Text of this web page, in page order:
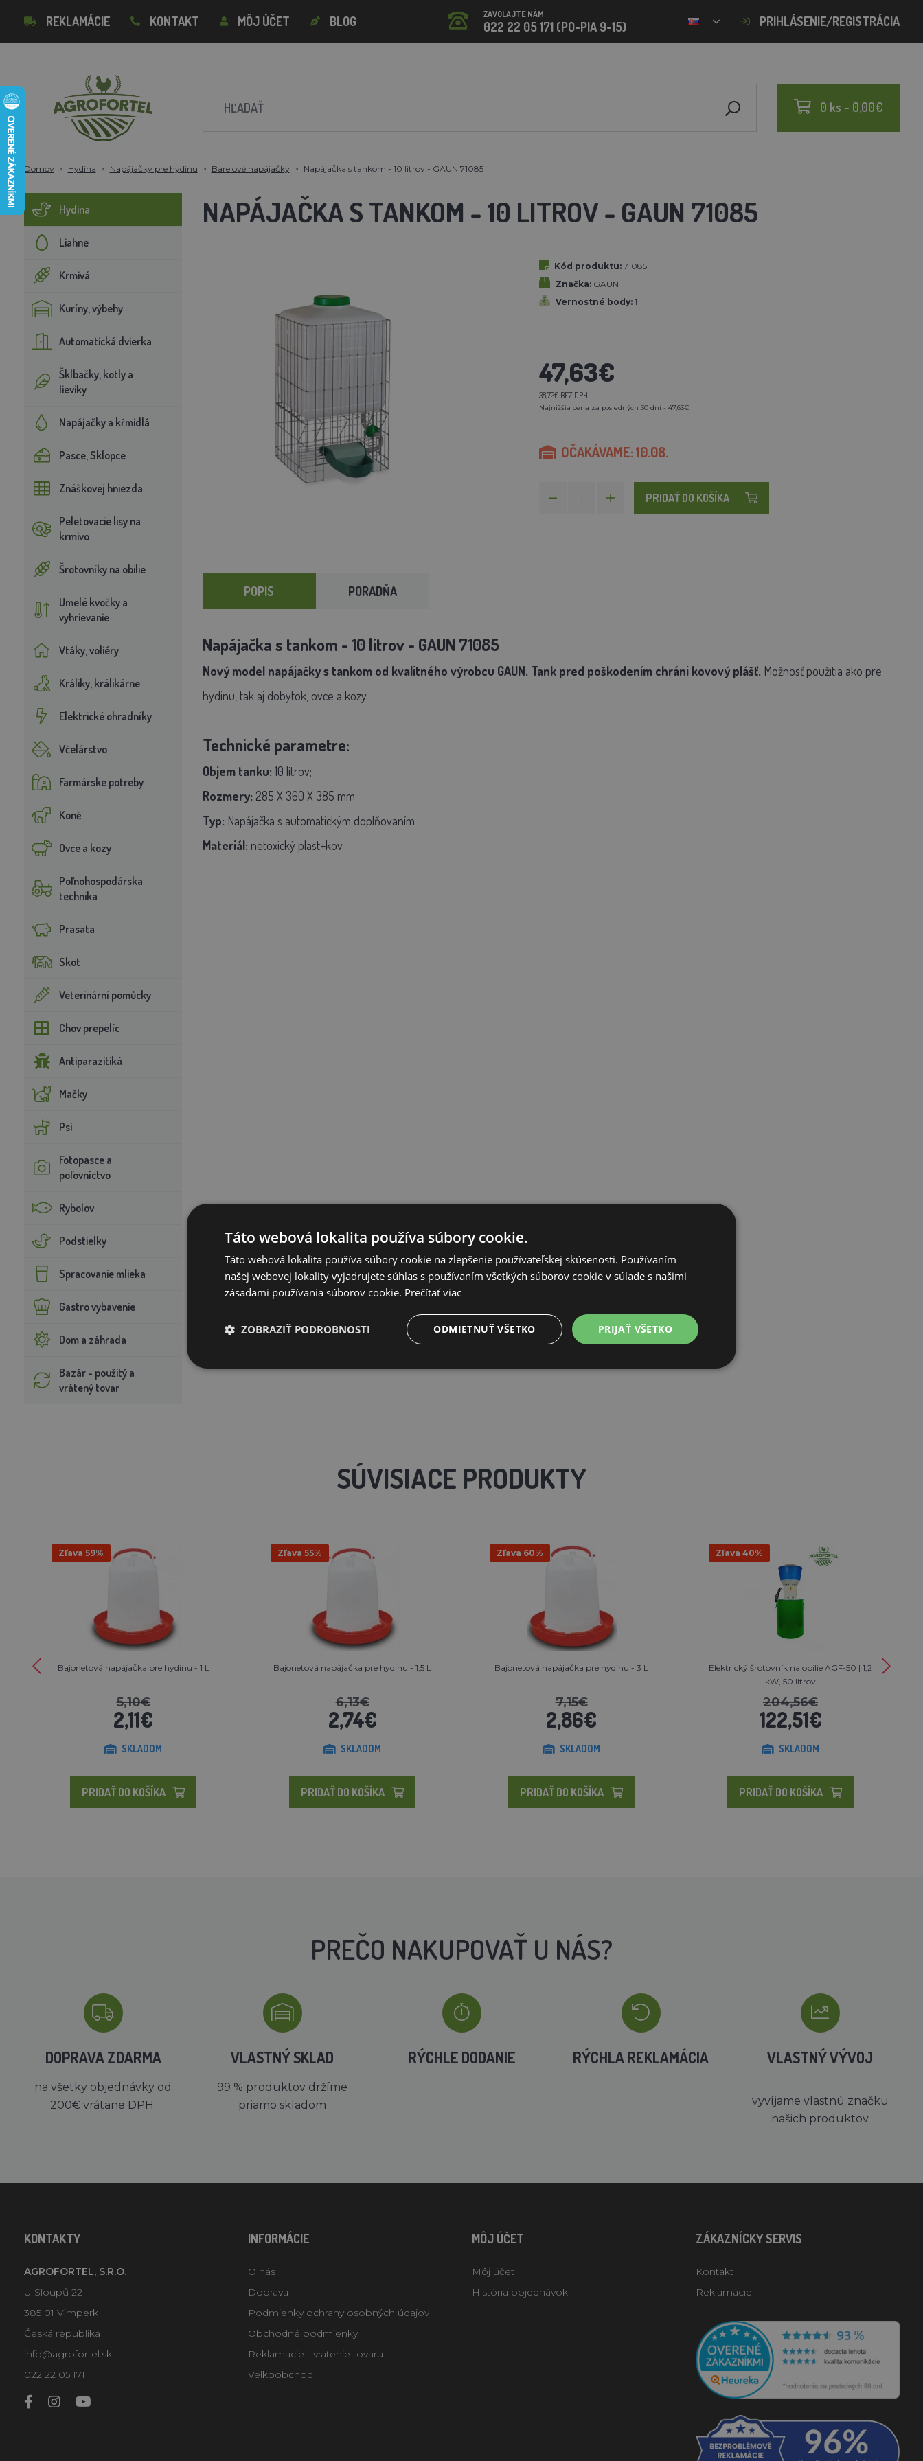
REKLAMÁCIE KONTAKT MÔJ ÚČET BLOG ZAVOLAJTE NÁM
022 22 05 171 (PO-PIA 9-15) PRIHLÁSENIE/REGISTRÁCIA
0 ks - 0,00€
Domov Hydina Napájačky pre hydinu Barelové napájačky Napájačka s tankom - 10 litrov - GAUN 71085
Hydina
Liahne
Krmivá
Kuríny, výbehy
Automatická dvierka
Šklbačky, kotly a
lieviky
Napájačky a kŕmidlá
Pasce, Sklopce
Znáškovej hniezda
Peletovacie lisy na
krmivo
Šrotovníky na obilie
Umelé kvočky a
vyhrievanie
Vtáky, voliéry
Králiky, králikárne
Elektrické ohradníky
Včelárstvo
Farmárske potreby
Koně
Ovce a kozy
Poľnohospodárska
technika
Prasata
Skot
Veterinární pomůcky
Chov prepelíc
Antiparazitiká
Mačky
Psi
Fotopasce a
poľovníctvo
Rybolov
Podstielky
Spracovanie mlieka
Gastro vybavenie
Dom a záhrada
Bazár - použitý a
vrátený tovar
NAPÁJAČKA S TANKOM - 10 LITROV - GAUN 71085
Kód produktu: 71085
Značka: GAUN
Vernostné body: 1
47,63€
38,72€ BEZ DPH
Najnižšia cena za posledných 30 dní - 47,63€
OČAKÁVAME: 10.08.
PRIDAŤ DO KOŠÍKA
POPIS PORADŇA
Napájačka s tankom - 10 litrov - GAUN 71085
Nový model napájačky s tankom od kvalitného výrobcu GAUN. Tank pred poškodením chráni kovový plášť. Možnosť použitia ako pre
hydinu, tak aj dobytok, ovce a kozy.
Technické parametre:
Objem tanku: 10 litrov;
Rozmery: 285 X 360 X 385 mm
Typ: Napájačka s automatickým doplňovaním
Materiál: netoxický plast+kov
SÚVISIACE PRODUKTY
Zľava 59%
Bajonetová napájačka pre hydinu - 1 L
5,10€
2,11€
SKLADOM
PRIDAŤ DO KOŠÍKA
Zľava 55%
Bajonetová napájačka pre hydinu - 1,5 L
6,13€
2,74€
SKLADOM
PRIDAŤ DO KOŠÍKA
Zľava 60%
Bajonetová napájačka pre hydinu - 3 L
7,15€
2,86€
SKLADOM
PRIDAŤ DO KOŠÍKA
Zľava 40%
Elektrický šrotovník na obilie AGF-50 | 1,2
kW, 50 litrov
204,56€
122,51€
SKLADOM
PRIDAŤ DO KOŠÍKA
PREČO NAKUPOVAŤ U NÁS?
DOPRAVA ZDARMA
na všetky objednávky od
200€ vrátane DPH.
VLASTNÝ SKLAD
99 % produktov držíme
priamo skladom
RÝCHLE DODANIE RÝCHLA REKLAMÁCIA VLASTNÝ VÝVOJ
´
vyvíjame vlastnú značku
našich produktov
KONTAKTY
AGROFORTEL, S.R.O.
U Sloupů 22
385 01 Vimperk
Česká republika
info@agrofortel.sk
022 22 05 171
INFORMÁCIE
O nás
Doprava
Podmienky ochrany osobných údajov
Obchodné podmienky
Reklamacie - vratenie tovaru
Velkoobchod
MÔJ ÚČET
Môj účet
História objednávok
ZÁKAZNÍCKY SERVIS
Kontakt
Reklamácie
Táto webová lokalita používa súbory cookie.
Táto webová lokalita používa súbory cookie na zlepšenie používateľskej skúsenosti. Používaním
našej webovej lokality vyjadrujete súhlas s používaním všetkých súborov cookie v súlade s našimi
zásadami používania súborov cookie. Prečítať viac
PRIJAŤ VŠETKO
ODMIETNUŤ VŠETKO
ZOBRAZIŤ PODROBNOSTI